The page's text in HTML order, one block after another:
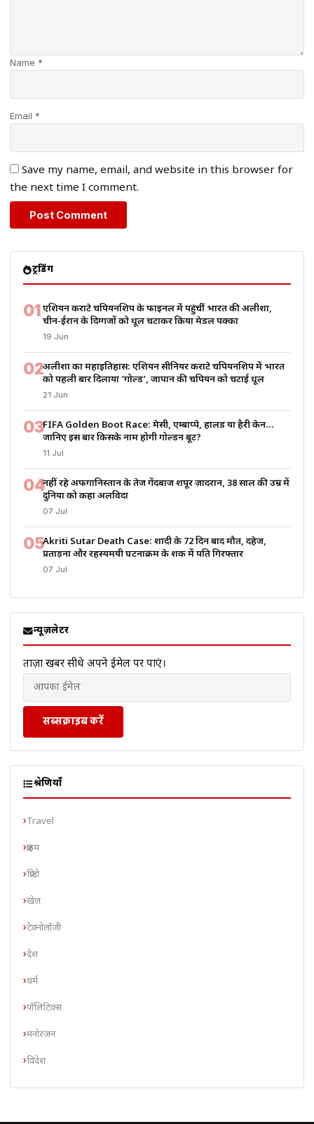
Name *
Email *
Save my name, email, and website in this browser for
the next time I comment.
ट्रेंडिंग
01एशियन कराटे चैंपियनशिप के फाइनल में पहुंचीं भारत की अलीशा,
चीन-ईरान के दिग्गजों को धूल चटाकर किया मेडल पक्का
19 Jun
02अलीशा का महाइतिहास: एशियन सीनियर कराटे चैंपियनशिप में भारत
को पहली बार दिलाया ‘गोल्ड’, जापान की चैंपियन को चटाई धूल
21 Jun
03FIFA Golden Boot Race: मेसी, एम्बाप्पे, हालैंड या हैरी केन…
जानिए इस बार किसके नाम होगी गोल्डन बूट?
11 Jul
04नहीं रहे अफगानिस्तान के तेज गेंदबाज शपूर ज़ादरान, 38 साल की उम्र में
दुनिया को कहा अलविदा
07 Jul
05Akriti Sutar Death Case: शादी के 72 दिन बाद मौत, दहेज,
प्रताड़ना और रहस्यमयी घटनाक्रम के शक में पति गिरफ्तार
07 Jul
न्यूज़लेटर
ताज़ा खबरें सीधे अपने ईमेल पर पाएं।
सब्सक्राइब करें
श्रेणियाँ
Travel
क्राइम
क्रिप्टो
खेल
टेक्नोलॉजी
देश
धर्म
पॉलिटिक्स
मनोरंजन
विदेश